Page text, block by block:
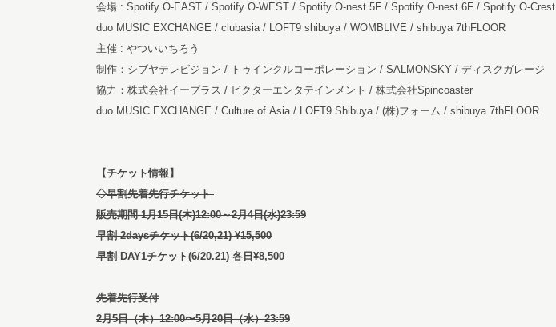
会場 : Spotify O-EAST / Spotify O-WEST / Spotify O-nest 5F / Spotify O-nest 6F / Spotify O-Crest
duo MUSIC EXCHANGE / clubasia / LOFT9 shibuya / WOMBLIVE / shibuya 7thFLOOR
主催 : やついいちろう
制作：シブヤテレビジョン / トゥインクルコーポレーション / SALMONSKY / ディスクガレージ
協力：株式会社イープラス / ビクターエンタテインメント / 株式会社Spincoaster
duo MUSIC EXCHANGE / Culture of Asia / LOFT9 Shibuya / (株)フォーム / shibuya 7thFLOOR
【チケット情報】
◇早割先着先行チケット
販売期間 1月15日(木)12:00～2月4日(水)23:59
早割 2daysチケット(6/20,21) ¥15,500
早割 DAY1チケット(6/20.21) 各日¥8,500
先着先行受付
2月5日（木）12:00〜5月20日（水）23:59